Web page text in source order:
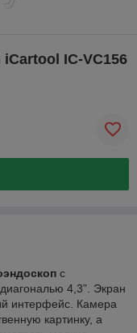
IC-VC156
с
4,3”. Экран
интерфейс. Камера
картинку, а